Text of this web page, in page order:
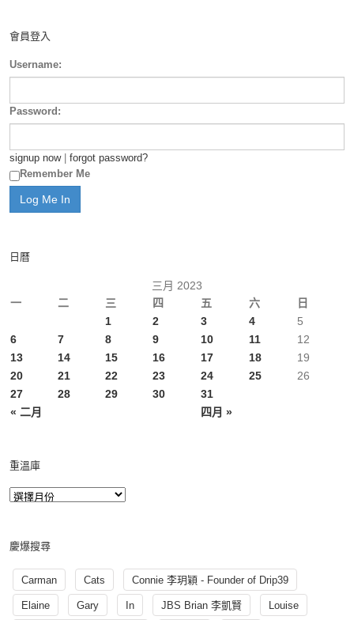
會員登入
Username:
Password:
signup now| forgot password?
Remember Me
日曆
三月 2023
一
二 三 四 五 六 日
« 二月 四月 »
1 2 3 4
5
6
7 8 9 10 11
12
13
14 15 16 17 18
19
20
21 22 23 24 25
26
27
28 29 30 31
重溫庫
慶爆搜尋
Carman Cats Connie 李玥穎 - Founder of Drip39
Elaine Gary In JBS Brian 李凱賢 Louise